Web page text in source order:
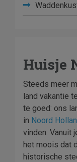
Huisje
Steeds meer
land vakantie
te goed: ons
in Noord
vinden. Vanuit
het moois dat
historische